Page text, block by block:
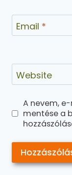
Email *
Website
A nevem,
mentése a